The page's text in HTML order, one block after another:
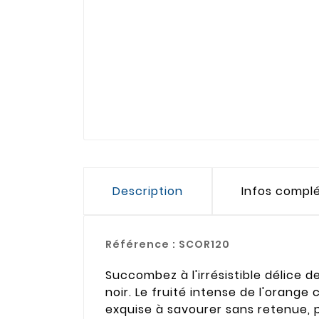
Description Infos
Référence : SCOR120
Succombez à l'irrésistible délice
noir. Le fruité intense de l'orange
exquise à savourer sans retenue,